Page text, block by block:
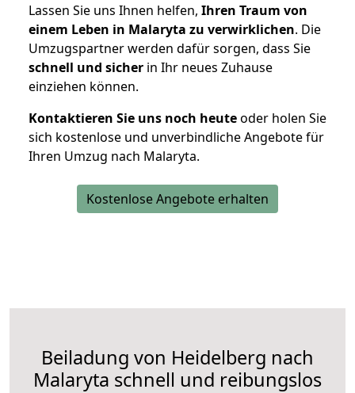
Lassen Sie uns Ihnen helfen, Ihren Traum von
einem Leben in Malaryta zu verwirklichen. Die
Umzugspartner werden dafür sorgen, dass Sie
schnell und sicher in Ihr neues Zuhause
einziehen können.
Kontaktieren Sie uns noch heuteoder holen Sie
sich kostenlose und unverbindliche Angebote für
Ihren Umzug nach Malaryta.
Kostenlose Angebote erhalten
Beiladung von Heidelberg nach
Malaryta schnell und reibungslos